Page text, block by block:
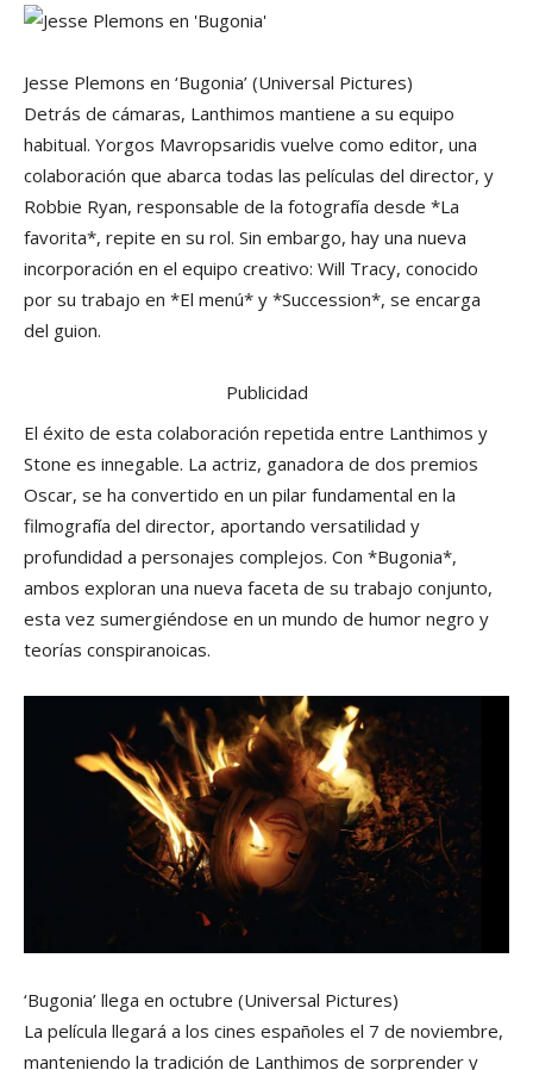
Jesse Plemons en ‘Bugonia’ (Universal Pictures)
Detrás de cámaras, Lanthimos mantiene a su equipo
habitual. Yorgos Mavropsaridis vuelve como editor, una
colaboración que abarca todas las películas del director, y
Robbie Ryan, responsable de la fotografía desde *La
favorita*, repite en su rol. Sin embargo, hay una nueva
incorporación en el equipo creativo: Will Tracy, conocido
por su trabajo en *El menú* y *Succession*, se encarga
del guion.
Publicidad
El éxito de esta colaboración repetida entre Lanthimos y
Stone es innegable. La actriz, ganadora de dos premios
Oscar, se ha convertido en un pilar fundamental en la
filmografía del director, aportando versatilidad y
profundidad a personajes complejos. Con *Bugonia*,
ambos exploran una nueva faceta de su trabajo conjunto,
esta vez sumergiéndose en un mundo de humor negro y
teorías conspiranoicas.
‘Bugonia’ llega en octubre (Universal Pictures)
La película llegará a los cines españoles el 7 de noviembre,
manteniendo la tradición de Lanthimos de sorprender y